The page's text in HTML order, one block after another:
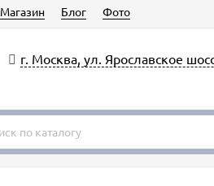
Магазин Блог Фото
г. Москва, ул. Ярославское